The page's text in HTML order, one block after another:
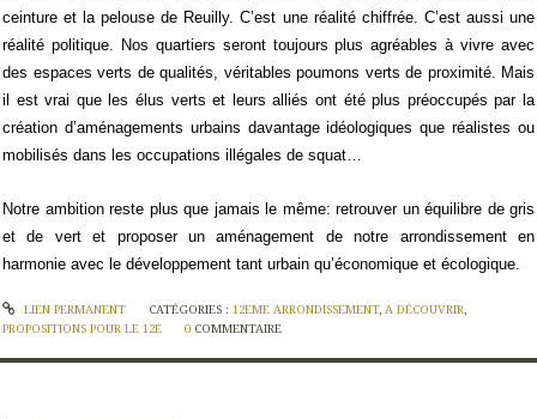
ceinture et la pelouse de Reuilly. C’est une réalité chiffrée. C’est aussi une
réalité politique. Nos quartiers seront toujours plus agréables à vivre avec
des espaces verts de qualités, véritables poumons verts de proximité. Mais
il est vrai que les élus verts et leurs alliés ont été plus préoccupés par la
création d’aménagements urbains davantage idéologiques que réalistes ou
mobilisés dans les occupations illégales de squat…
Notre ambition reste plus que jamais le même: retrouver un équilibre de gris
et de vert et proposer un aménagement de notre arrondissement en
harmonie avec le développement tant urbain qu’économique et écologique.
LIEN PERMANENT CATÉGORIES : 12EME ARRONDISSEMENT, A DÉCOUVRIR,
PROPOSITIONS POUR LE 12E
0 COMMENTAIRE